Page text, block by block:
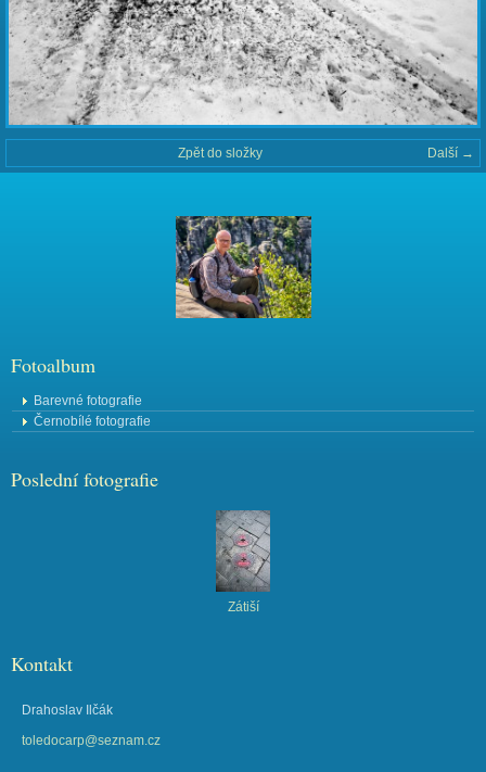
Další →
Zpět do složky
Fotoalbum
Barevné fotografie
Černobílé fotografie
Poslední fotografie
Zátiší
Kontakt
Drahoslav Ilčák
toledocarp@seznam.cz